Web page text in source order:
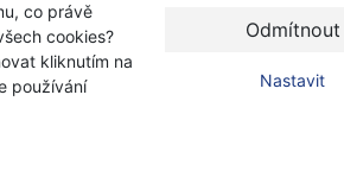
co právě
cookies?
kliknutím na
používání
Odmítnout
Nastavit
-
Fiskars M-X24